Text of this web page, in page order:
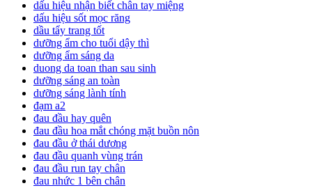
dấu hiệu nhận biết chân tay miệng
dấu hiệu sốt mọc răng
dầu tẩy trang tốt
dưỡng ẩm cho tuổi dậy thì
dưỡng ẩm sáng da
duong da toan than sau sinh
dưỡng sáng an toàn
dưỡng sáng lành tính
đạm a2
đau đầu hay quên
đau đầu hoa mắt chóng mặt buồn nôn
đau đầu ở thái dương
đau đầu quanh vùng trán
đau đầu run tay chân
đau nhức 1 bên chân